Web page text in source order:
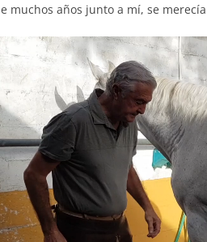
muchos años junto a mí, se